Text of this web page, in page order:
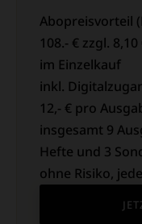
Abopreisvorteil
108.- € zzgl.
im Einzelkauf
inkl.
12,- € pro
insgesamt 9
Hefte und 3
ohne Risiko,